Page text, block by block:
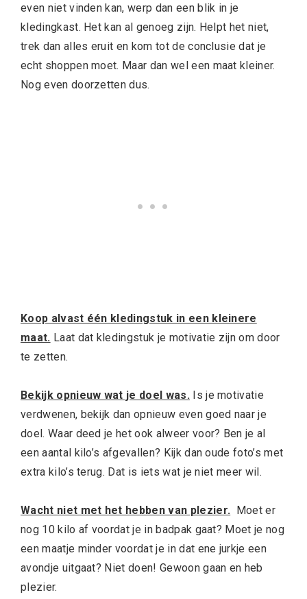
even niet vinden kan, werp dan een blik in je
kledingkast. Het kan al genoeg zijn. Helpt het niet,
trek dan alles eruit en kom tot de conclusie dat je
echt shoppen moet. Maar dan wel een maat kleiner.
Nog even doorzetten dus.
Koop alvast één kledingstuk in een kleinere
maat. Laat dat kledingstuk je motivatie zijn om door
te zetten.
Bekijk opnieuw wat je doel was. Is je motivatie
verdwenen, bekijk dan opnieuw even goed naar je
doel. Waar deed je het ook alweer voor? Ben je al
een aantal kilo’s afgevallen? Kijk dan oude foto’s met
extra kilo’s terug. Dat is iets wat je niet meer wil.
Wacht niet met het hebben van plezier. Moet er
nog 10 kilo af voordat je in badpak gaat? Moet je nog
een maatje minder voordat je in dat ene jurkje een
avondje uitgaat? Niet doen! Gewoon gaan en heb
plezier.